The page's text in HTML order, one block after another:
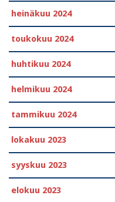
heinäkuu 2024
toukokuu 2024
huhtikuu 2024
helmikuu 2024
tammikuu 2024
lokakuu 2023
syyskuu 2023
elokuu 2023